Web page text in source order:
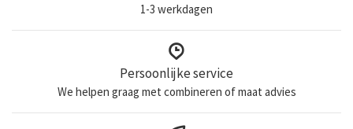
1-3 werkdagen
Persoonlijke service
We helpen graag met combineren of maat advies